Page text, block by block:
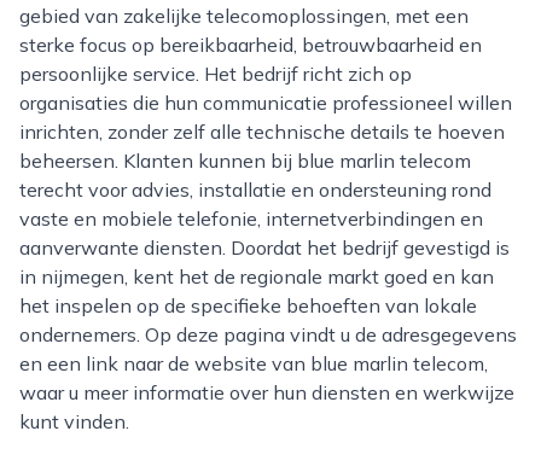
gebied van zakelijke telecomoplossingen, met een
sterke focus op bereikbaarheid, betrouwbaarheid en
persoonlijke service. Het bedrijf richt zich op
organisaties die hun communicatie professioneel willen
inrichten, zonder zelf alle technische details te hoeven
beheersen. Klanten kunnen bij blue marlin telecom
terecht voor advies, installatie en ondersteuning rond
vaste en mobiele telefonie, internetverbindingen en
aanverwante diensten. Doordat het bedrijf gevestigd is
in nijmegen, kent het de regionale markt goed en kan
het inspelen op de specifieke behoeften van lokale
ondernemers. Op deze pagina vindt u de adresgegevens
en een link naar de website van blue marlin telecom,
waar u meer informatie over hun diensten en werkwijze
kunt vinden.